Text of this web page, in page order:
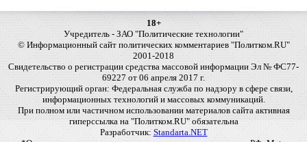
18+
Учредитель - ЗАО "Политические технологии"
© Информационный сайт политических комментариев "Политком.RU"
2001-2018
Свидетельство о регистрации средства массовой информации Эл № ФС77-
69227 от 06 апреля 2017 г.
Регистрирующий орган: Федеральная служба по надзору в сфере связи,
информационных технологий и массовых коммуникаций.
При полном или частичном использовании материалов сайта активная
гиперссылка на "Политком.RU" обязательна
Разработчик: Standarta.NET